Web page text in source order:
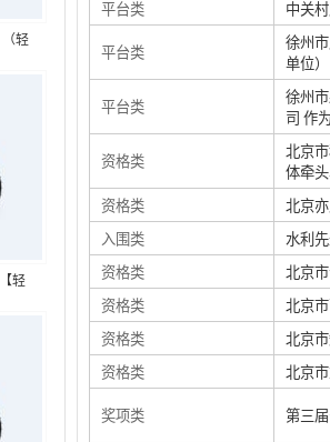
轻
轻
控
平台类
中关
平台类
徐州
单位）
平台类
徐州
司 作
资格类
北京
体牵
资格类
北京
入围类
水利
资格类
北京
资格类
北京
资格类
北京
资格类
北京
奖项类 第三